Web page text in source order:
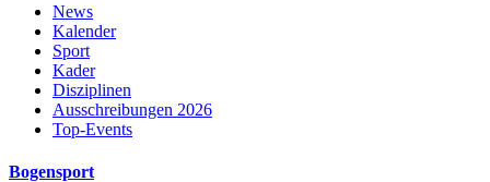
News
Kalender
Sport
Kader
Disziplinen
Ausschreibungen 2026
Top-Events
Bogensport